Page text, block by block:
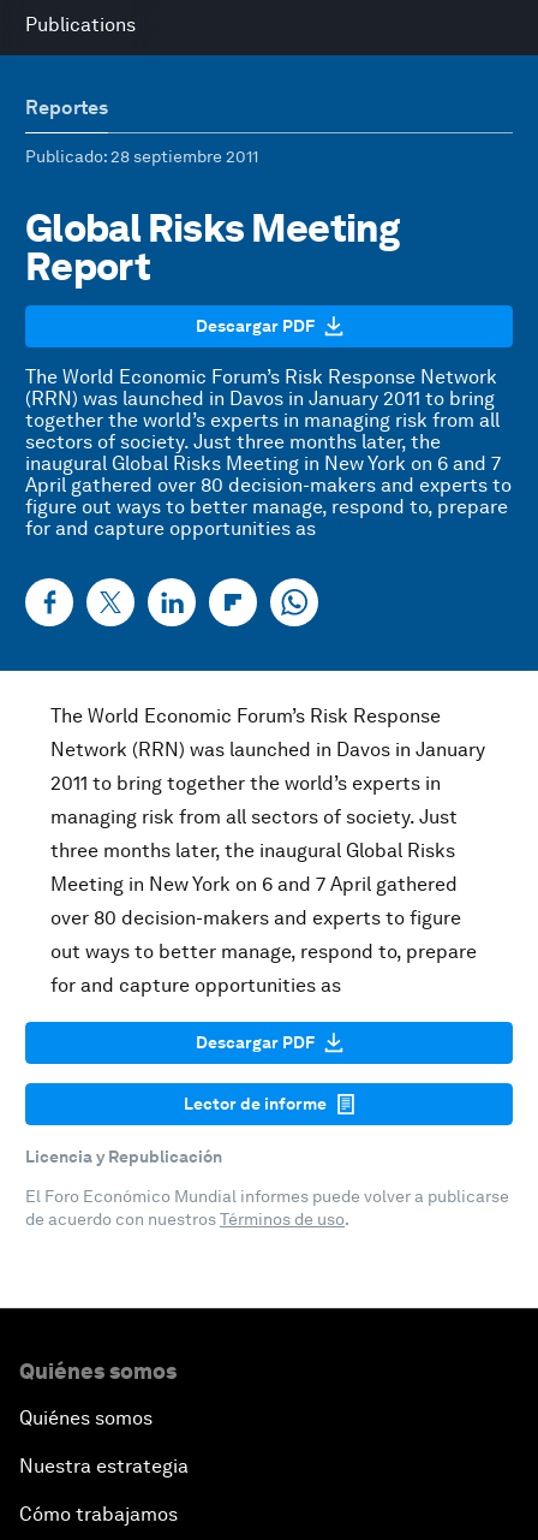
Publications
Reportes
Publicado: 28 septiembre 2011
Global Risks Meeting
Report
Descargar PDF
The World Economic Forum’s Risk Response Network
(RRN) was launched in Davos in January 2011 to bring
together the world’s experts in managing risk from all
sectors of society. Just three months later, the
inaugural Global Risks Meeting in New York on 6 and 7
April gathered over 80 decision-makers and experts to
figure out ways to better manage, respond to, prepare
for and capture opportunities as
The World Economic Forum’s Risk Response
Network (RRN) was launched in Davos in January
2011 to bring together the world’s experts in
managing risk from all sectors of society. Just
three months later, the inaugural Global Risks
Meeting in New York on 6 and 7 April gathered
over 80 decision-makers and experts to figure
out ways to better manage, respond to, prepare
for and capture opportunities as
Descargar PDF
Lector de informe
Licencia y Republicación
El Foro Económico Mundial informes puede volver a publicarse
de acuerdo con nuestrosTérminos de uso.
Quiénes somos
Quiénes somos
Nuestra estrategia
Cómo trabajamos